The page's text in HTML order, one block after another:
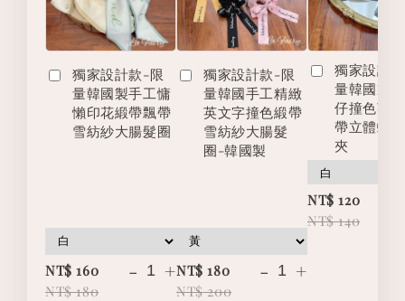
獨家設計款-限
量韓國製手工慵
懶印花緞帶飄帶
雪紡紗大腸髮圈
NT$ 160
NT$ 180
- +
獨家設計款-限
量韓國手工精緻
英文字撞色緞帶
雪紡紗大腸髮
圈-韓國製
NT$ 180
NT$ 200
- +
獨家設計
量韓國製
仔撞色英
帶立體蝴
夾
NT$ 120
NT$ 140